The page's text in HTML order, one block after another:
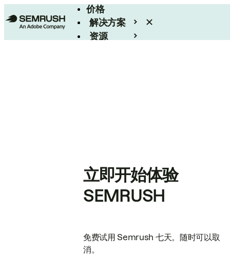
价格
解决方案
资源
立即开始体验
SEMRUSH
免费试用 Semrush 七天。随时可以取
消。